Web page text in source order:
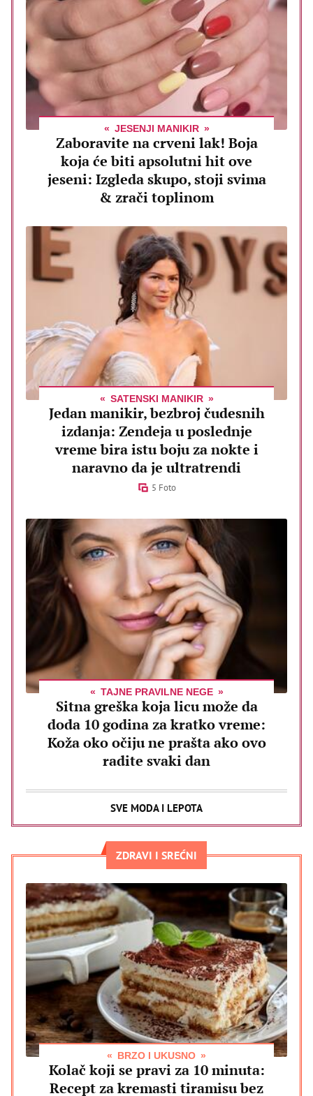
JESENJI MANIKIR
Zaboravite na crveni lak! Boja
koja će biti apsolutni hit ove
jeseni: Izgleda skupo, stoji svima
& zrači toplinom
SATENSKI MANIKIR
Jedan manikir, bezbroj čudesnih
izdanja: Zendeja u poslednje
vreme bira istu boju za nokte i
naravno da je ultratrendi
5 Foto
TAJNE PRAVILNE NEGE
Sitna greška koja licu može da
doda 10 godina za kratko vreme:
Koža oko očiju ne prašta ako ovo
radite svaki dan
SVE MODA I LEPOTA
ZDRAVI I SREĆNI
BRZO I UKUSNO
Kolač koji se pravi za 10 minuta:
Recept za kremasti tiramisu bez